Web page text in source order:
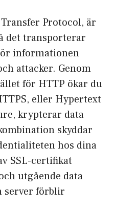
Protocol, är
det transporterar
informationen
attacker. Genom
för HTTP ökar du
eller Hypertext
krypterar data
skyddar
hos dina
SSL-certifikat
utgående data
server förblir